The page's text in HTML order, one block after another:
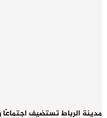
مدينة الرباط تستضيف اجتماعًا